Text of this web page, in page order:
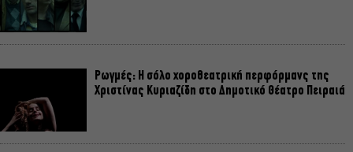
Ρωγμές: Η σόλο χοροθεατρική περφόρμανς της
Χριστίνας Κυριαζίδη στο Δημοτικό Θέατρο Πειραιά